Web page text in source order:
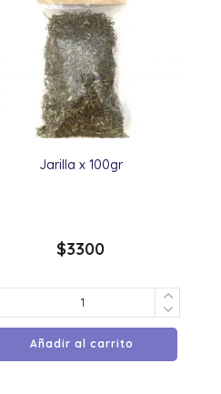
Jarilla x 100gr
$3300
Añadir al carrito